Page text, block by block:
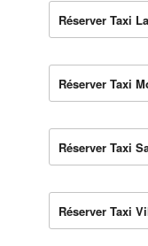
Réserver Taxi
Réserver Taxi
Réserver Taxi
Réserver Taxi